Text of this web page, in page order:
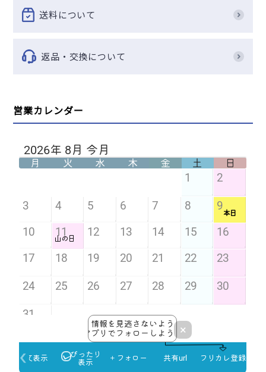
送料について
返品・交換について
営業カレンダー